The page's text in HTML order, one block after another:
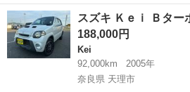
ントからお願い致します。 ■H21年式■型式
行距離,67300キロ ■価格は、表示価格以外
変更は滋...
滋賀 草津市 南草津駅
スズキ Ｋｅｉ Ｂター
188,000円
Kei
92,000km
2005年
奈良県 天理市